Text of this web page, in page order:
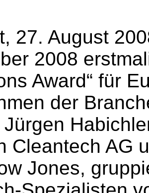
27. August
2008
Award“ für
der
Cleantech AG
Jones,